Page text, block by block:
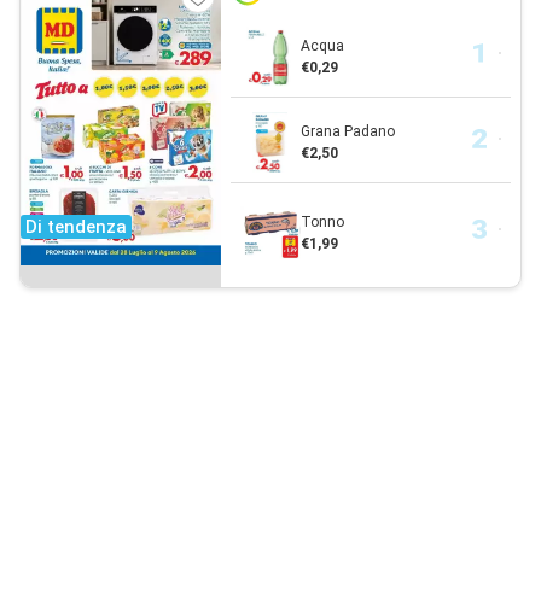
Di tendenza
Acqua
€0,29
Grana Padano
€2,50
Tonno
€1,99